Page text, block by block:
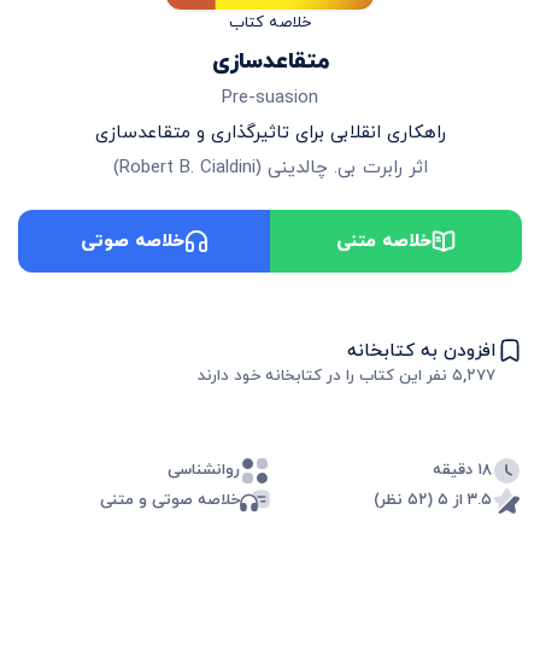
خلاصه کتاب
متقاعدسازی
Pre-suasion
راهکاری انقلابی برای تاثیرگذاری و متقاعدسازی
اثر رابرت بی. چالدینی (
Robert B. Cialdini
)
خلاصه متنی خلاصه صوتی
افزودن به کتابخانه
۵,۲۷۷ نفر این کتاب را در کتابخانه خود دارند
۱۸ دقیقه
روانشناسی
۳.۵ از ۵ (۵۲ نظر)
خلاصه صوتی و متنی